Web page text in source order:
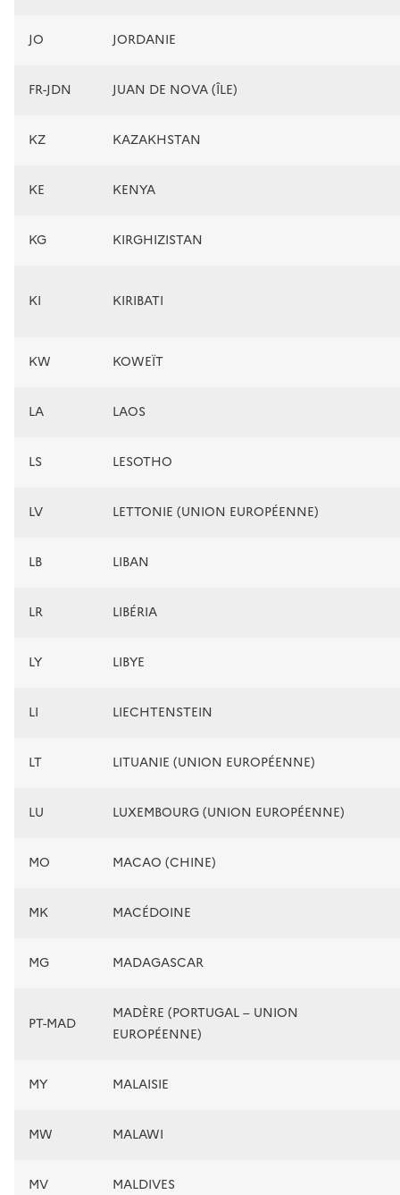
JO JORDANIE
FR-JDN JUAN DE NOVA (ÎLE)
KZ KAZAKHSTAN
KE KENYA
KG KIRGHIZISTAN
KI KIRIBATI
KW KOWEÏT
LA LAOS
LS LESOTHO
LV LETTONIE (UNION EUROPÉENNE)
LB LIBAN
LR LIBÉRIA
LY LIBYE
LI LIECHTENSTEIN
LT LITUANIE (UNION EUROPÉENNE)
LU LUXEMBOURG (UNION EUROPÉENNE)
MO MACAO (CHINE)
MK MACÉDOINE
MG MADAGASCAR
PT-MAD
MADÈRE (PORTUGAL – UNION
EUROPÉENNE)
MY MALAISIE
MW MALAWI
MV MALDIVES